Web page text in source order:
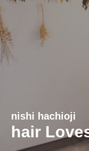
nishi hachioji
hair